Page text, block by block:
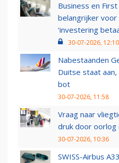
Business en
belangrijker voor
‘investering
30-07-2026, 12:10
Nabestaanden
Duitse staat
bot
30-07-2026, 11:58
Vraag naar
druk door oorlog
30-07-2026, 10:36
SWISS-Airbus